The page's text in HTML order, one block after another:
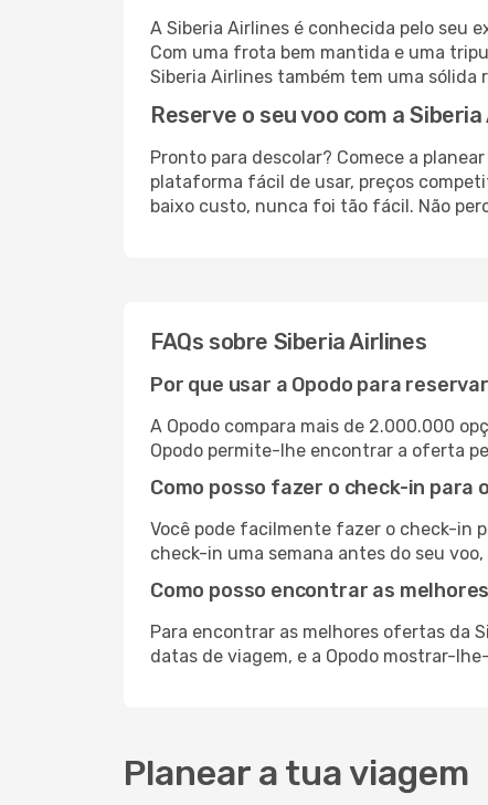
A Siberia Airlines é conhecida pelo seu
Com uma frota bem mantida e uma
Siberia Airlines também tem uma
Reserve o seu voo com a
Pronto para descolar? Comece a
plataforma fácil de usar, preços
baixo custo, nunca foi tão fácil. Não
FAQs sobre Siberia Airlines
Por que usar a Opodo para
A Opodo compara mais de 2.000.000
Opodo permite-lhe encontrar a oferta
Como posso fazer o check-in para
Você pode facilmente fazer o check-in
check-in uma semana antes do seu
Como posso encontrar as
Para encontrar as melhores ofertas da
datas de viagem, e a Opodo mostrar-
Planear a tua viagem